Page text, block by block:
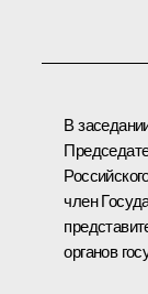
В
член
органов